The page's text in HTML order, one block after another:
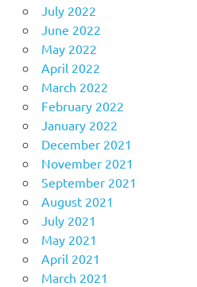
July 2022
June 2022
May 2022
April 2022
March 2022
February 2022
January 2022
December 2021
November 2021
September 2021
August 2021
July 2021
May 2021
April 2021
March 2021